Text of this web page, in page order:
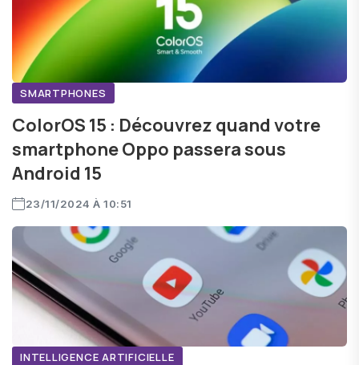
SMARTPHONES
ColorOS 15 : Découvrez quand votre
smartphone Oppo passera sous
Android 15
23/11/2024 À 10:51
INTELLIGENCE ARTIFICIELLE